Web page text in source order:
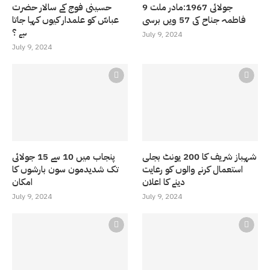
حسینی فوج کے سالار حضرت
عباسّ کو علمدار کیوں کہا جاتا
ہے ؟
July 9, 2024
9 جولائی 1967:مادر ملت
فاطمہ جناح کی 57 ویں برسی
July 9, 2024
پنجاب میں 10 سے 15 جولائی
تک شدیدمون سون بارشوں کا
امکان
July 9, 2024
شہباز شریف کا 200 یونٹ بجلی
استعمال کرنے والوں کو رعایت
دینے کا اعلان
July 9, 2024